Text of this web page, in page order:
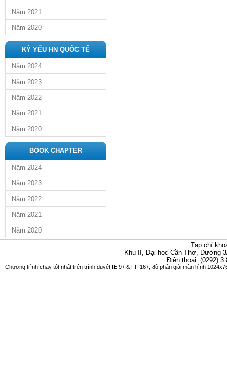
Năm 2021
Năm 2020
KỶ YẾU HN QUỐC TẾ
Năm 2024
Năm 2023
Năm 2022
Năm 2021
Năm 2020
BOOK CHAPTER
Năm 2024
Năm 2023
Năm 2022
Năm 2021
Năm 2020
Tạp chí
Khu II, Đại học Cần Thơ, Đường
Điện thoại: (0292)
Chương trình chạy tốt nhất trên trình duyệt IE 9+ & FF 16+, độ phân giải màn hình